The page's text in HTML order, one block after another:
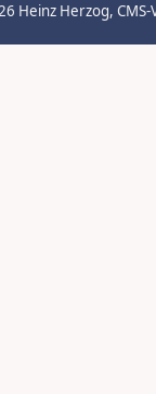
Heinz Herzog,